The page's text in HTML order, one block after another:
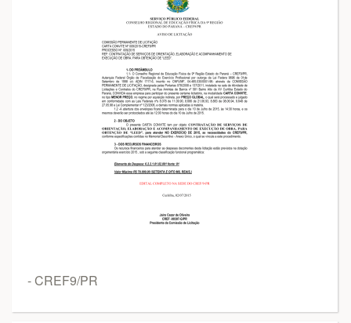
- CREF9/PR